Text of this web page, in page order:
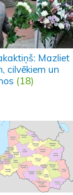
Mazliet
cilvēkiem un
(18)